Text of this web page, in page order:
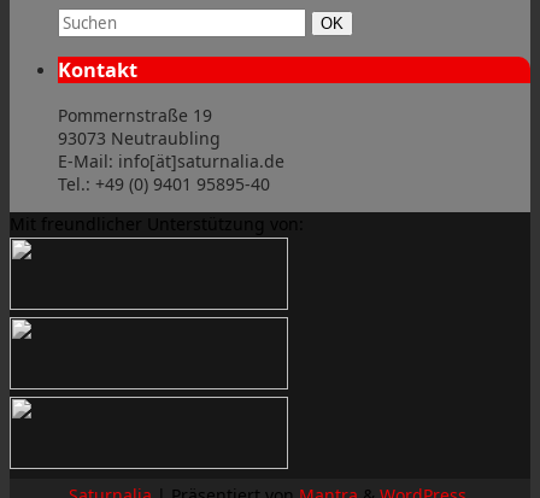
Suchbegriff: Suchen
OK
Kontakt
Pommernstraße 19
93073 Neutraubling
E-Mail: info[ät]saturnalia.de
Tel.: +49 (0) 9401 95895-40